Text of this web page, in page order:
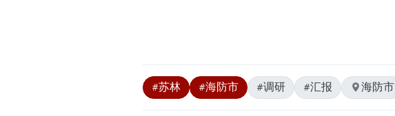
#苏林 #海防市 #调研 #汇报 海防市